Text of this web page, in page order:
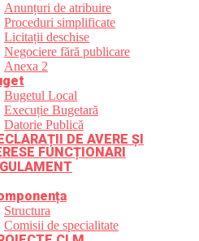
Anunțuri de atribuire
Proceduri simplificate
Licitații deschise
Negociere fără publicare
Anexa 2
Bugetul Local
Execuție Bugetară
Datorie Publică
DE AVERE ȘI
FUNCȚIONARI
Structura
Comisii de specialitate